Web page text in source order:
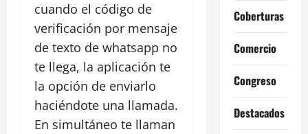
cuando el código de
verificación por mensaje
de texto de whatsapp no
te llega, la aplicación te
la opción de enviarlo
haciéndote una llamada.
En simultáneo te llaman
Coberturas
Comercio
Congreso
Destacados